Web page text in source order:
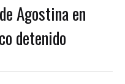
Agostina en
detenido